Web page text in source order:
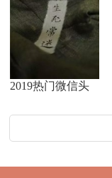
2019热门微信头